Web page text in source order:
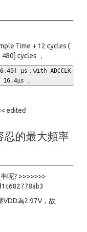
Time + 12 cycles (
cycles ，
16.4µs 。
edited
忍的最大頻率
呢? >>>>>>>
VDD為2.97V，故